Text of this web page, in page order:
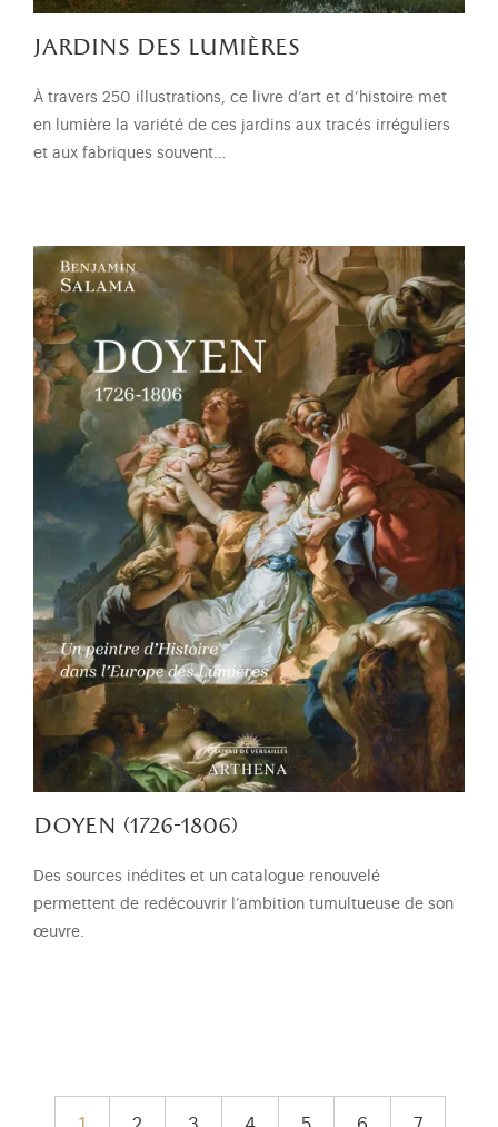
jardins des lumières
À travers 250 illustrations, ce livre d’art et d’histoire met
en lumière la variété de ces jardins aux tracés irréguliers
et aux fabriques souvent…
doyen (1726-1806)
Des sources inédites et un catalogue renouvelé
permettent de redécouvrir l’ambition tumultueuse de son
œuvre.